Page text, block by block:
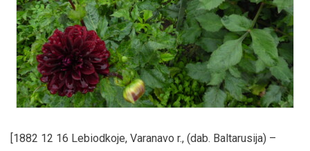
[1882 12 16 Lebiodkoje, Varanavo r., (dab. Baltarusija) –